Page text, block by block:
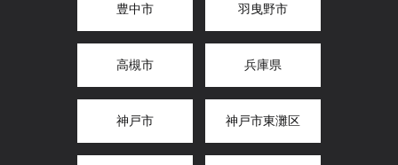
豊中市 羽曳野市
高槻市 兵庫県
神戸市 神戸市東灘区